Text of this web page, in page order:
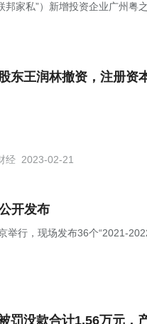
家私”）新增投资企业广州粤
东王润林撤资，注册资
经 2023-02-21
开发布
行，现场发布36个“2021-
罚没款合计1.56万元，